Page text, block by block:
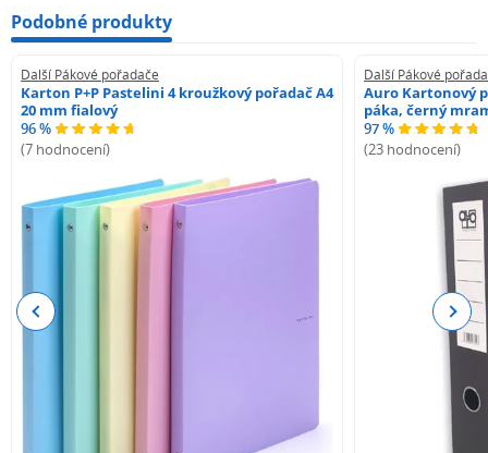
Podobné produkty
Další Pákové pořadače
Karton P+P Pastelini 4 kroužkový pořadač A4
20 mm fialový
96 %
(7 hodnocení)
Další Pákové
Auro Kartonový
páka, černý
97 %
(23 hodnocení)
Previous Next